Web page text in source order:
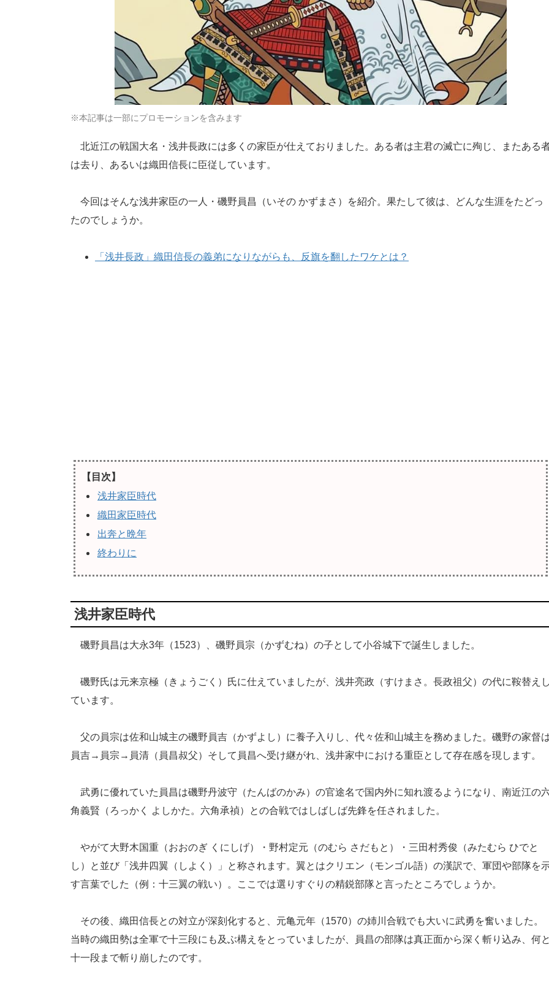
※本記事は一部にプロモーションを含みます
北近江の戦国大名・浅井長政には多くの家臣が仕えておりました。ある者は主君の滅亡に殉じ、またある
は去り、あるいは織田信長に臣従しています。
今回はそんな浅井家臣の一人・磯野員昌（いその かずまさ）を紹介。果たして彼は、どんな生涯をたどっ
たのでしょうか。
「浅井長政」織田信長の義弟になりながらも、反旗を翻したワケとは？
【目次】
浅井家臣時代
織田家臣時代
出奔と晩年
終わりに
浅井家臣時代
磯野員昌は大永3年（1523）、磯野員宗（かずむね）の子として小谷城下で誕生しました。
磯野氏は元来京極（きょうごく）氏に仕えていましたが、浅井亮政（すけまさ。長政祖父）の代に鞍替えし
ています。
父の員宗は佐和山城主の磯野員吉（かずよし）に養子入りし、代々佐和山城主を務めました。磯野の家督
員吉→員宗→員清（員昌叔父）そして員昌へ受け継がれ、浅井家中における重臣として存在感を現します。
武勇に優れていた員昌は磯野丹波守（たんばのかみ）の官途名で国内外に知れ渡るようになり、南近江の
角義賢（ろっかく よしかた。六角承禎）との合戦ではしばしば先鋒を任されました。
やがて大野木国重（おおのぎ くにしげ）・野村定元（のむら さだもと）・三田村秀俊（みたむら ひでと
し）と並び「浅井四翼（しよく）」と称されます。翼とはクリエン（モンゴル語）の漢訳で、軍団や部隊を
す言葉でした（例：十三翼の戦い）。ここでは選りすぐりの精鋭部隊と言ったところでしょうか。
その後、織田信長との対立が深刻化すると、元亀元年（1570）の姉川合戦でも大いに武勇を奮いました。
当時の織田勢は全軍で十三段にも及ぶ構えをとっていましたが、員昌の部隊は真正面から深く斬り込み、何と
十一段まで斬り崩したのです。